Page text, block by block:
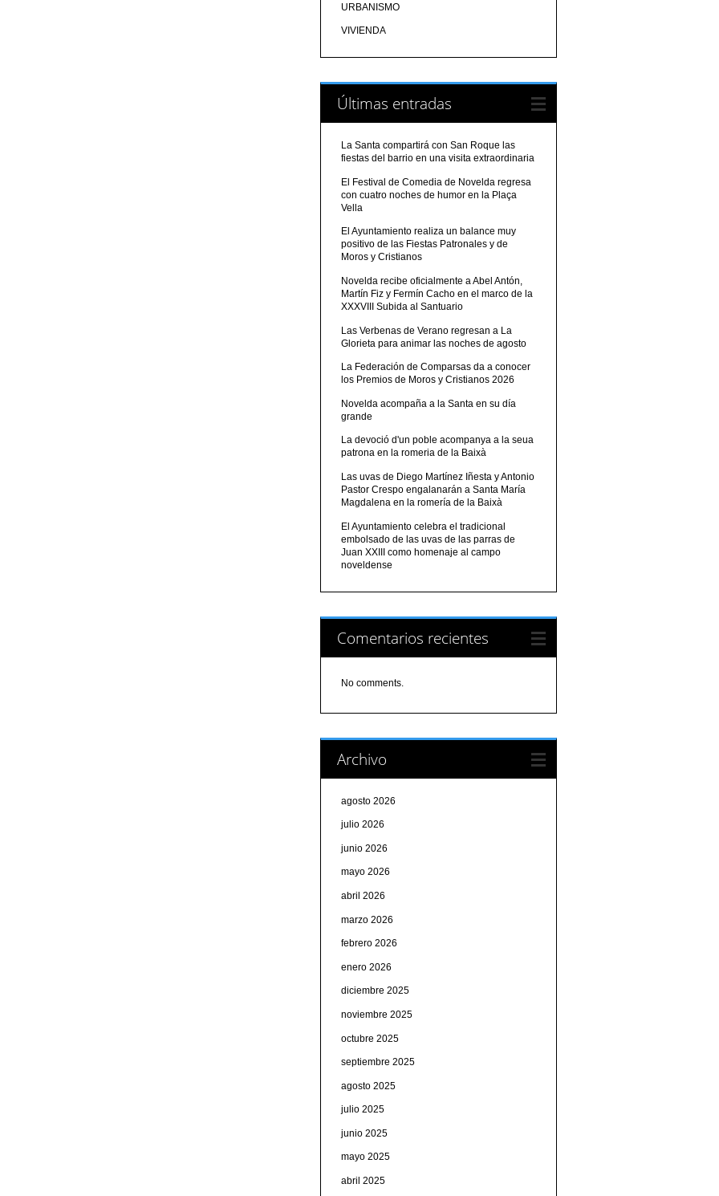
URBANISMO
VIVIENDA
Últimas entradas
La Santa compartirá con San Roque las
fiestas del barrio en una visita extraordinaria
El Festival de Comedia de Novelda regresa
con cuatro noches de humor en la Plaça
Vella
El Ayuntamiento realiza un balance muy
positivo de las Fiestas Patronales y de
Moros y Cristianos
Novelda recibe oficialmente a Abel Antón,
Martín Fiz y Fermín Cacho en el marco de la
XXXVIII Subida al Santuario
Las Verbenas de Verano regresan a La
Glorieta para animar las noches de agosto
La Federación de Comparsas da a conocer
los Premios de Moros y Cristianos 2026
Novelda acompaña a la Santa en su día
grande
La devoció d'un poble acompanya a la seua
patrona en la romeria de la Baixà
Las uvas de Diego Martínez Iñesta y Antonio
Pastor Crespo engalanarán a Santa María
Magdalena en la romería de la Baixà
El Ayuntamiento celebra el tradicional
embolsado de las uvas de las parras de
Juan XXIII como homenaje al campo
noveldense
Comentarios recientes
No comments.
Archivo
agosto 2026
julio 2026
junio 2026
mayo 2026
abril 2026
marzo 2026
febrero 2026
enero 2026
diciembre 2025
noviembre 2025
octubre 2025
septiembre 2025
agosto 2025
julio 2025
junio 2025
mayo 2025
abril 2025